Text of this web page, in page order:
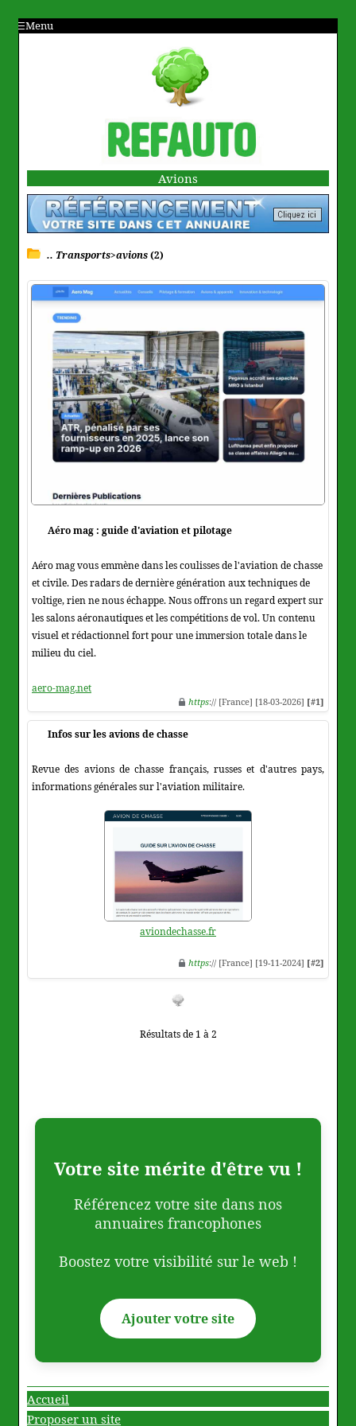
Menu
Avions
.. Transports>avions(2)
Aéro mag : guide d'aviation et pilotage
Aéro mag vous emmène dans les coulisses de l'aviation de chasse
et civile. Des radars de dernière génération aux techniques de
voltige, rien ne nous échappe. Nous offrons un regard expert sur
les salons aéronautiques et les compétitions de vol. Un contenu
visuel et rédactionnel fort pour une immersion totale dans le
milieu du ciel.
aero-mag.net
https:// [France] [18-03-2026] [#1]
Infos sur les avions de chasse
Revue des avions de chasse français, russes et d'autres pays,
informations générales sur l'aviation militaire.
aviondechasse.fr
https:// [France] [19-11-2024] [#2]
Résultats de 1 à 2
Votre site mérite d'être vu !
Référencez votre site dans nos
annuaires francophones
Boostez votre visibilité sur le web !
Ajouter votre site
Accueil
Proposer un site